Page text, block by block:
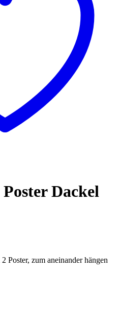
Dackel
Poster, zum aneinander hängen